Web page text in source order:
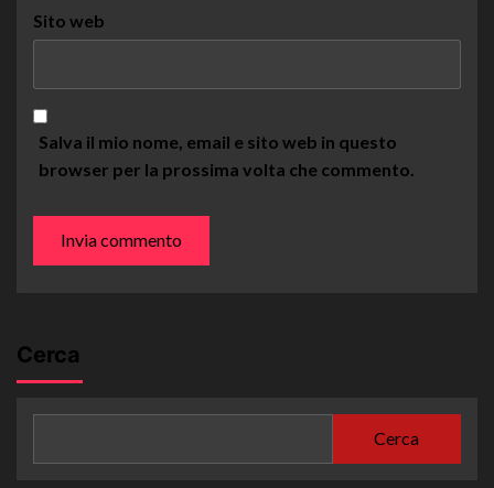
Sito web
Salva il mio nome, email e sito web in questo
browser per la prossima volta che commento.
Cerca
Cerca